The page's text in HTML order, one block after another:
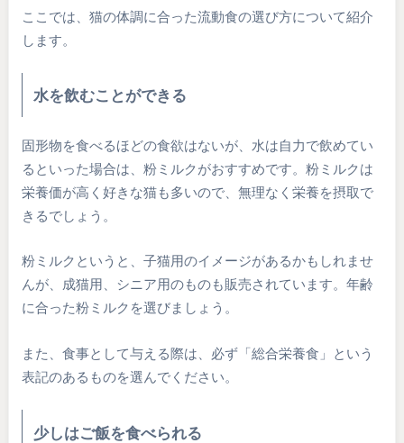
ここでは、猫の体調に合った流動食の選び方について紹介
します。
水を飲むことができる
固形物を食べるほどの食欲はないが、水は自力で飲めてい
るといった場合は、粉ミルクがおすすめです。粉ミルクは
栄養価が高く好きな猫も多いので、無理なく栄養を摂取で
きるでしょう。
粉ミルクというと、子猫用のイメージがあるかもしれませ
んが、成猫用、シニア用のものも販売されています。年齢
に合った粉ミルクを選びましょう。
また、食事として与える際は、必ず「総合栄養食」という
表記のあるものを選んでください。
少しはご飯を食べられる